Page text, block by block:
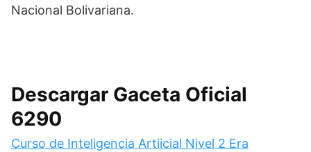
Nacional Bolivariana.
Descargar Gaceta Oficial
6290
Curso de Inteligencia Artiicial Nivel 2 Era